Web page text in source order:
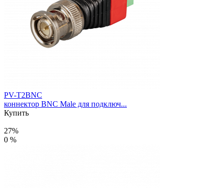
PV-T2BNC
коннектор BNC Male для подключ...
Купить
27%
0 %